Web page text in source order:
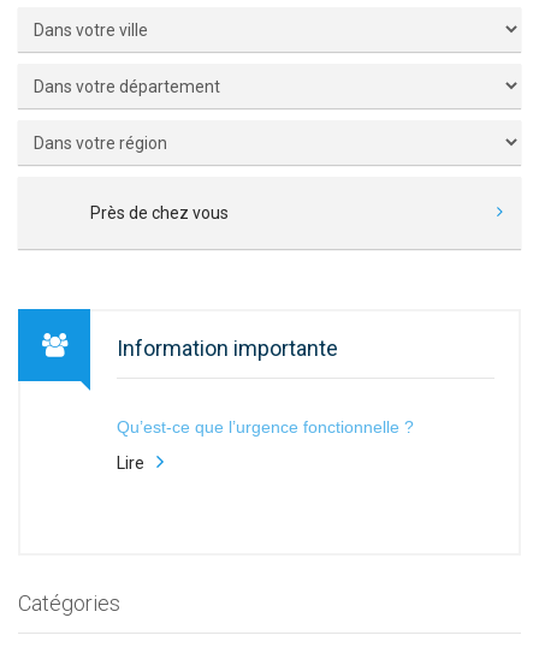
Près de chez vous
Information importante
Qu’est-ce que l’urgence fonctionnelle ?
Lire
Catégories